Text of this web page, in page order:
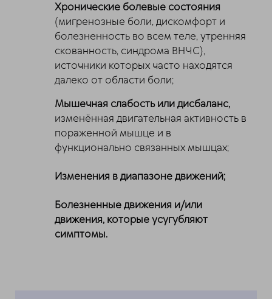
Хронические болевые состояния
(мигренозные боли, дискомфорт и
болезненность во всем теле, утренняя
скованность, синдрома ВНЧС),
источники которых часто находятся
далеко от области боли;
Мышечная слабость или дисбаланс,
изменённая двигательная активность в
пораженной мышце и в
функционально связанных мышцах;
Изменения в диапазоне движений;
Болезненные движения и/или
движения, которые усугубляют
симптомы.